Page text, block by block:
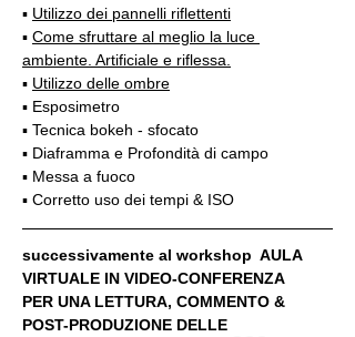
▪️ Utilizzo dei pannelli riflettenti
▪️ Come sfruttare al meglio la luce
ambiente. Artificiale e riflessa.
▪️ Utilizzo delle ombre
▪️ Esposimetro
▪️ Tecnica bokeh - sfocato
▪️ Diaframma e Profondità di campo
▪️ Messa a fuoco
▪️ Corretto uso dei tempi & ISO
successivamente al workshop  AULA
VIRTUALE IN VIDEO-CONFERENZA
PER UNA LETTURA, COMMENTO &
POST-PRODUZIONE DELLE